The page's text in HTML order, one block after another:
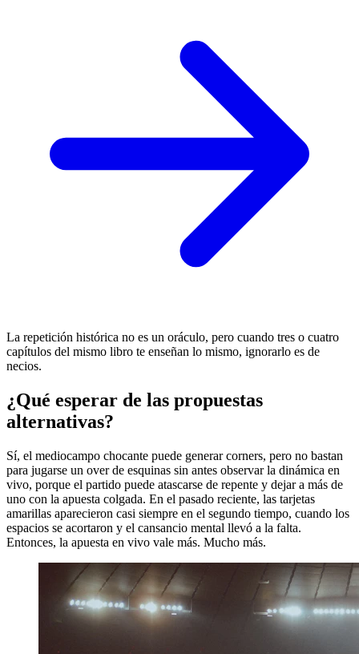
La repetición histórica no es un oráculo, pero cuando tres o cuatro
capítulos del mismo libro te enseñan lo mismo, ignorarlo es de
necios.
¿Qué esperar de las propuestas
alternativas?
Sí, el mediocampo chocante puede generar corners, pero no bastan
para jugarse un over de esquinas sin antes observar la dinámica en
vivo, porque el partido puede atascarse de repente y dejar a más de
uno con la apuesta colgada. En el pasado reciente, las tarjetas
amarillas aparecieron casi siempre en el segundo tiempo, cuando los
espacios se acortaron y el cansancio mental llevó a la falta.
Entonces, la apuesta en vivo vale más. Mucho más.